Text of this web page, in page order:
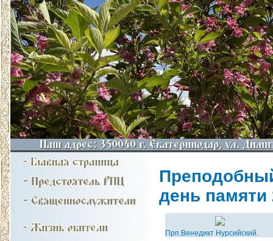
день памяти
Прп.Венедикт Нурсийский.